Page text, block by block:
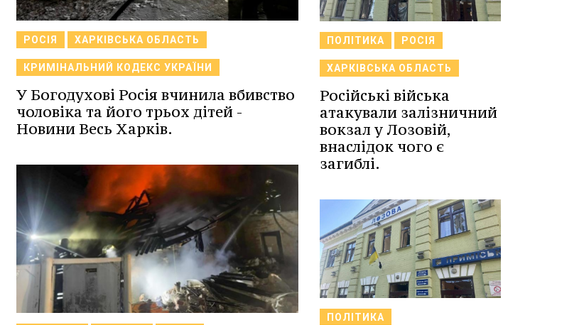
РОСІЯ ХАРКІВСЬКА ОБЛАСТЬ
КРИМІНАЛЬНИЙ КОДЕКС УКРАЇНИ
У Богодухові Росія вчинила вбивство
чоловіка та його трьох дітей -
Новини Весь Харків.
ПОЛІТИКА РОСІЯ
ХАРКІВСЬКА ОБЛАСТЬ
Російські війська
атакували залізничний
вокзал у Лозовій,
внаслідок чого є
загиблі.
ПОЛІТИКА